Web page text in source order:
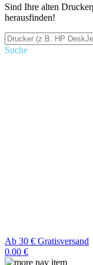
Sind Ihre alten
herausfinden!
Suche
Ab 30 € Gratisversand
0.00 €